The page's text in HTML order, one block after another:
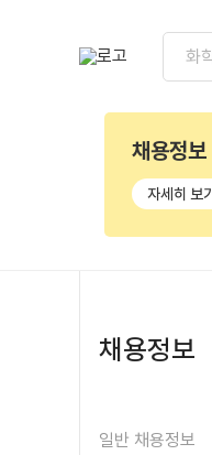
채용정보
자세히 보기
채용정보
일반 채용정보